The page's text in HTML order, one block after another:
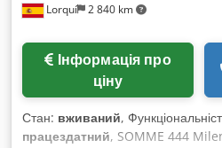
Lorquí 2 840 km
ціну
Стан: вживаний,
працездатний, SOMME 444